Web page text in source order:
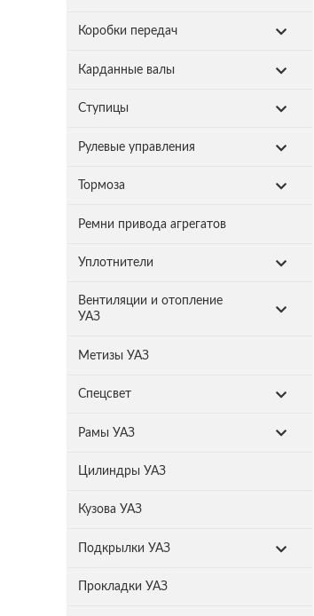
Коробки передач
Карданные валы
Ступицы
Рулевые управления
Тормоза
Ремни привода агрегатов
Уплотнители
Вентиляции и отопление
УАЗ
Метизы УАЗ
Спецсвет
Рамы УАЗ
Цилиндры УАЗ
Кузова УАЗ
Подкрылки УАЗ
Прокладки УАЗ